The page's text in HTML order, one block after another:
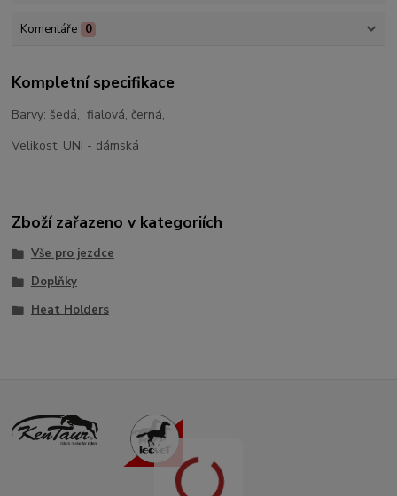
Komentáře 0
Kompletní specifikace
Barvy: šedá, fialová, černá,
Velikost: UNI - dámská
Zboží zařazeno v kategoriích
Vše pro jezdce
Doplňky
Heat Holders